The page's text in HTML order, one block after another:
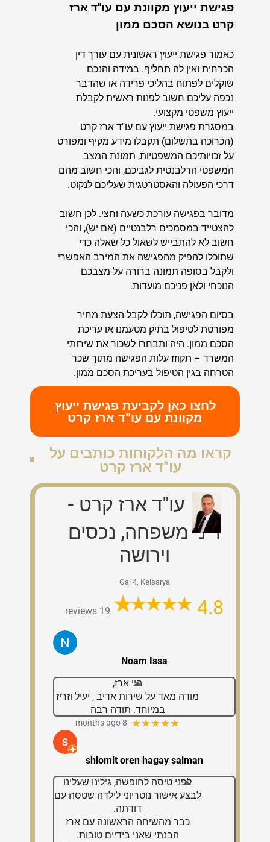
פגישת ייעוץ מקוונת עם עו"ד ארז
קרט בנושא הסכם ממון
כאמור פגישת ייעוץ ראשונית עם עורך דין
הכרחית ואין לה תחליף. במידה והנכם
שוקלים לפתוח בהליכי פרידה או שהדבר
נכפה עליכם חשוב לפנות ראשית לקבלת
ייעוץ משפטי מקצועי.
במסגרת פגישת ייעוץ עם עו"ד ארז קרט
(הכרוכה בתשלום) תקבלו מידע מקיף ומפורט
על זכויותיכם המשפטיות, תמונת המצב
המשפטי הרלבנטית לגביכם, והכי חשוב מהם
דרכי הפעולה והאסטרטגית שעליכם לנקוט.
מדובר בפגישה עורכת כשעה וחצי. לכן חשוב
להצטייד במסמכים רלבנטיים (אם יש), והכי
חשוב לא להתבייש לשאול כל שאלה כדי
שתוכלו להפיק מהפגישה את המירב האפשרי
ולקבל בסופה תמונה ברורה על מצבכם
הנוכחי ולאן פניכם מועדות.
בסיום הפגישה, תוכלו לקבל הצעת מחיר
מפורטת לטיפול בתיק מטעמנו או עריכת
הסכם ממון. היה ותבחרו לשכור את שירותי
המשרד – תקוזז עלות הפגישה מתוך שכר
הטרחה בגין הטיפול בעריכת הסכם ממון.
לחצו כאן לקביעת פגישת ייעוץ
מקוונת עם עו"ד ארז קרט
קראו מה הלקוחות כותבים על
עו"ד ארז קרט
עו"ד ארז קרט -
דיני משפחה, נכסים
וירושה
Gal 4, Keisarya
4.8
19 reviews
Alex Feruz
עברתי תהליך מורכב של יישוב סכסוך,
ואני רוצה להמליץ מכל הלב על עו״ד
יצחק‑ארז קרט שליווה אותי לאורך כל
הדרך. הוא היה מקצועי, סבלני, ותמיד
Me And me again
עו״ד ארז קרט היה מאוד מקצועי אדיב
סידר לנו את הנושא בצורה מאוד
הטובה ביותר . תודה רבה אין עליך